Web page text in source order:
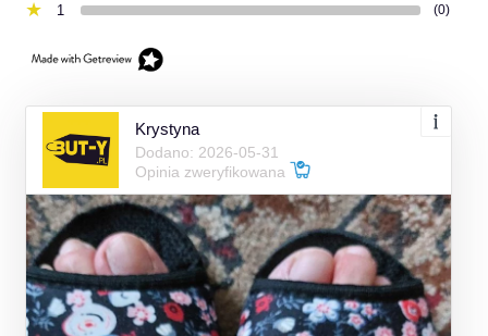
1 (0)
Krystyna
Dodano: 2026-05-31
Opinia zweryfikowana